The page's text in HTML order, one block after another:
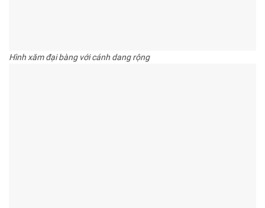
Hình xăm đại bàng với cánh dang rộng